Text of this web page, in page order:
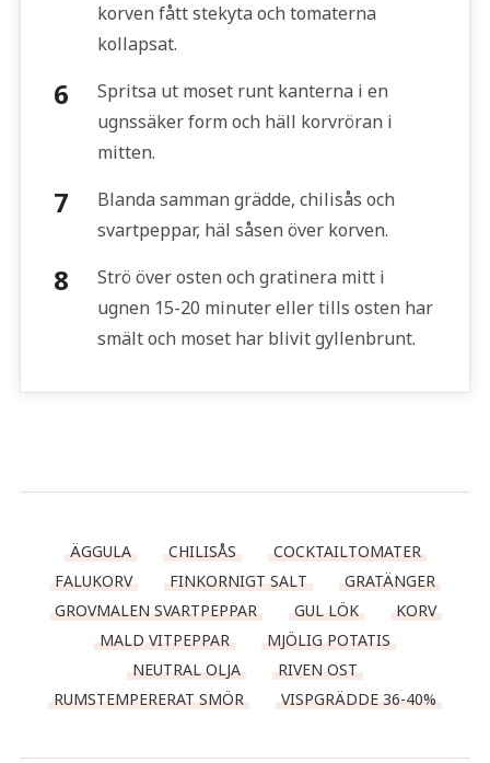
korven fått stekyta och tomaterna
kollapsat.
Spritsa ut moset runt kanterna i en
ugnssäker form och häll korvröran i
mitten.
Blanda samman grädde, chilisås och
svartpeppar, häl såsen över korven.
Strö över osten och gratinera mitt i
ugnen 15-20 minuter eller tills osten har
smält och moset har blivit gyllenbrunt.
ÄGGULA CHILISÅS
COCKTAILTOMATER
FALUKORV
FINKORNIGT SALT
GRATÄNGER
GROVMALEN SVARTPEPPAR
GUL LÖK
KORV
MALD VITPEPPAR
MJÖLIG POTATIS
NEUTRAL OLJA
RIVEN OST
RUMSTEMPERERAT SMÖR
VISPGRÄDDE 36-40%